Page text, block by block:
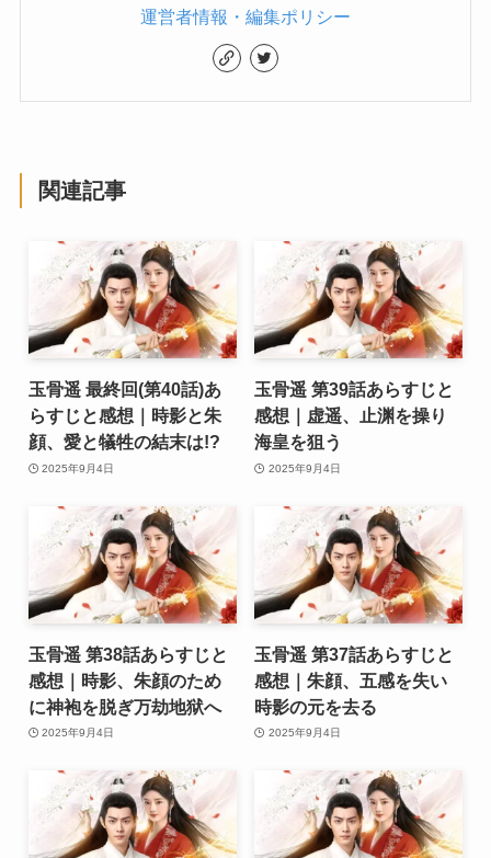
運営者情報・編集ポリシー
関連記事
玉骨遥 最終回(第40話)あ
らすじと感想｜時影と朱
顔、愛と犠牲の結末は!?
2025年9月4日
玉骨遥 第39話あらすじと
感想｜虚遥、止渊を操り
海皇を狙う
2025年9月4日
玉骨遥 第38話あらすじと
感想｜時影、朱顔のため
に神袍を脱ぎ万劫地狱へ
2025年9月4日
玉骨遥 第37話あらすじと
感想｜朱顔、五感を失い
時影の元を去る
2025年9月4日